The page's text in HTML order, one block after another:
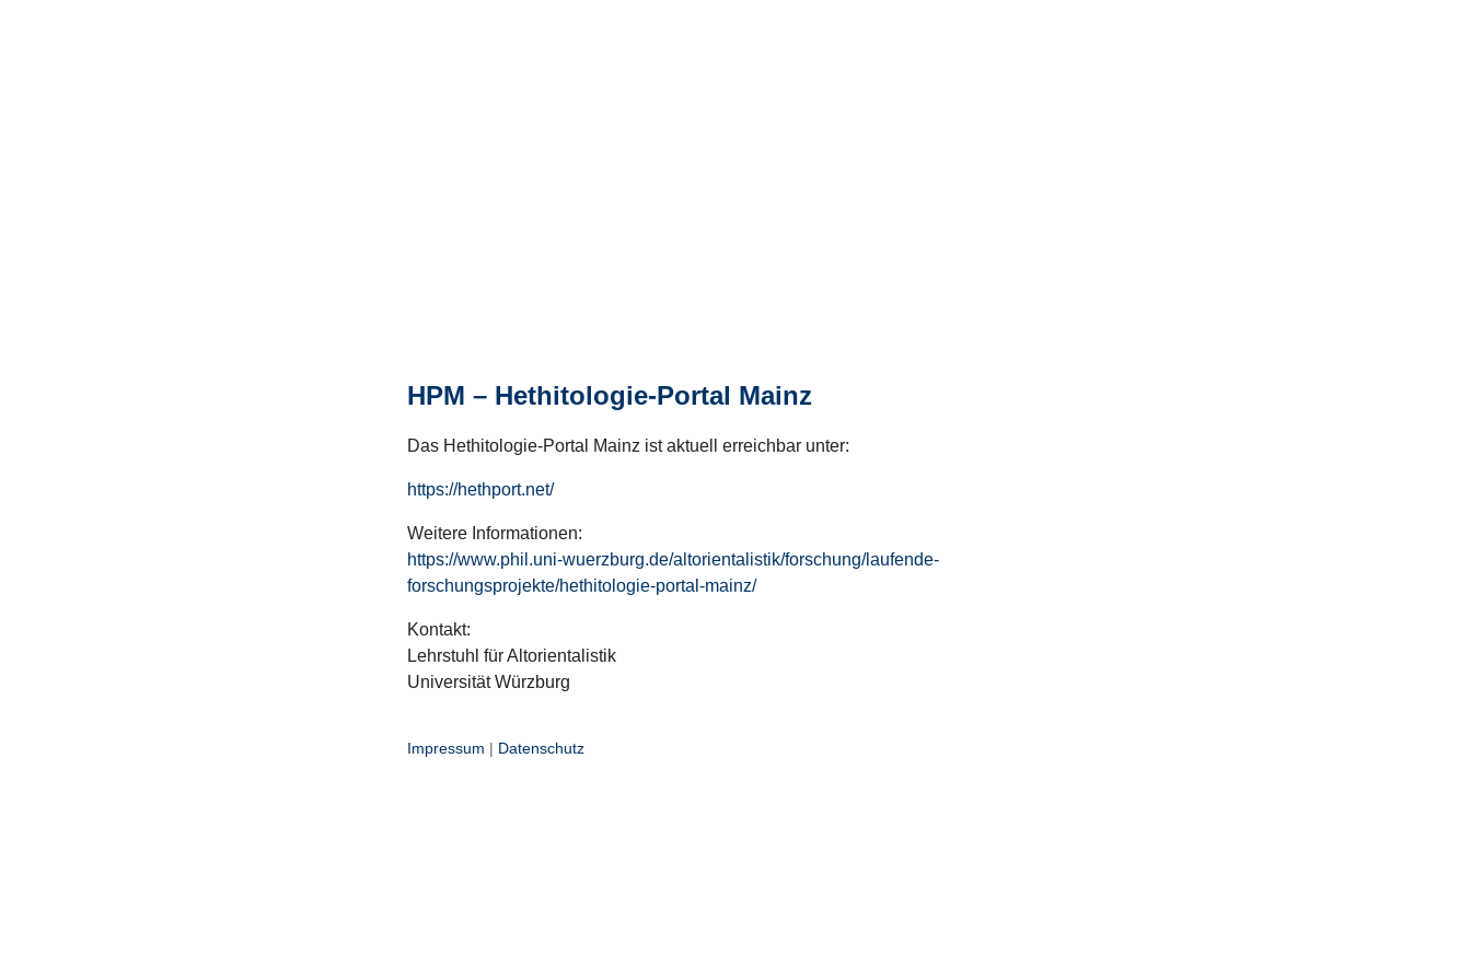
HPM – Hethitologie-Portal Mainz
Das Hethitologie-Portal Mainz ist aktuell erreichbar unter:
https://hethport.net/
Weitere Informationen:
https://www.phil.uni-wuerzburg.de/altorientalistik/forschung/laufende-
forschungsprojekte/hethitologie-portal-mainz/
Kontakt:
Lehrstuhl für Altorientalistik
Universität Würzburg
Impressum | Datenschutz